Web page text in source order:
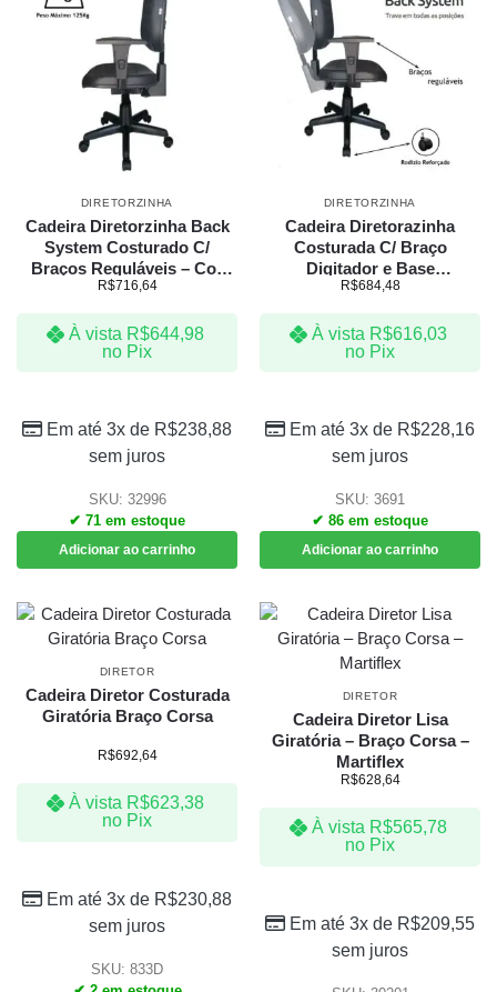
DIRETORZINHA
Cadeira Diretorzinha Back
System Costurado C/
Braços Reguláveis – Cor
Preto – Martiflex
R$716,64
À vista R$644,98
no Pix
Em até 3x de R$238,88
sem juros
SKU: 32996
✔ 71 em estoque
Adicionar ao carrinho
DIRETORZINHA
Cadeira Diretorazinha
Costurada C/ Braço
Digitador e Base
Backsystem Giratória Preta
R$684,48
À vista R$616,03
no Pix
Em até 3x de R$228,16
sem juros
SKU: 3691
✔ 86 em estoque
Adicionar ao carrinho
DIRETOR
Cadeira Diretor Costurada
Giratória Braço Corsa
R$692,64
À vista R$623,38
no Pix
Em até 3x de R$230,88
sem juros
SKU: 833D
DIRETOR
Cadeira Diretor Lisa
Giratória – Braço Corsa –
Martiflex
R$628,64
À vista R$565,78
no Pix
Em até 3x de R$209,55
sem juros